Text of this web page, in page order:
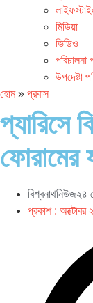
মিডিয়া
ভিডিও
পরিচালনা
উপদেষ্টা
হোম» প্রবাস
প্যারিসে
ফোরামের
বিশ্বনাথনিউজ২৪
প্রকাশ : অক্টোবর